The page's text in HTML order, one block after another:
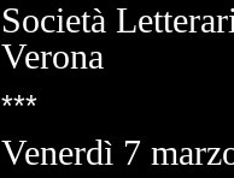
Società
Verona
***
Venerdì 7